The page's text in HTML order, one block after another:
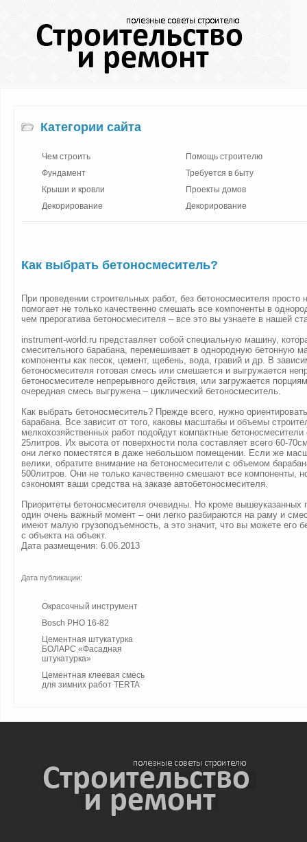
Категории сайта
Чем строить
Фундамент
Крыши и кровли
Декорирование
Помощь строителю
Требуется в быту
Проекты домов
Декорирование
Как выбрать бетоносмеситель?
При проведении строительных работ, без бетоносмесителя просто
помогает не только качественно смешать все компоненты в
чем прерогатива бетоносмесителя – все это вы узнаете в нашей
instrument-world.ru представляет собой специальную машину,
смесительного барабана, перемешивает в однородную бетонную
компоненты как песок, цемент, щебень, вода, гравий и др. В
бетоносмесителя готовая смесь или смешается и выгружается
бетоносмесителе непрерывного действия, или загружается
очередная смесь выгружена – циклический бетоносмеситель.
Как выбрать бетоносмеситель? Прежде всего, нужно
барабана. Все зависит от того, каковы масштабы и объемы
мелкохозяйственных работ подойдут компактные
25литров. Их высота от поверхности пола составляет всего 60-
они легко поместятся в даже небольшом помещении. Если же
велики, обратите внимание на бетоносмесители с объемом
500литров. Они не только качественно смешают все компоненты,
сэкономят ваши средства на заказе автобетоносмесителя.
Приоритеты бетоносмесителя очевидны. Но кроме
один очень важный момент – они легко разбираются на раму и
имеют малую грузоподъемность, а это значит, что вы можете его
с объекта на объект.
Дата размещения: 6.06.2013
Дата публикации:
Окрасочный инструмент
Bosch PHO 16-82
Цементная штукатурка
БОЛАРС «Фасадная
штукатурка»
Цементная клеевая смесь
для зимних работ TERTA